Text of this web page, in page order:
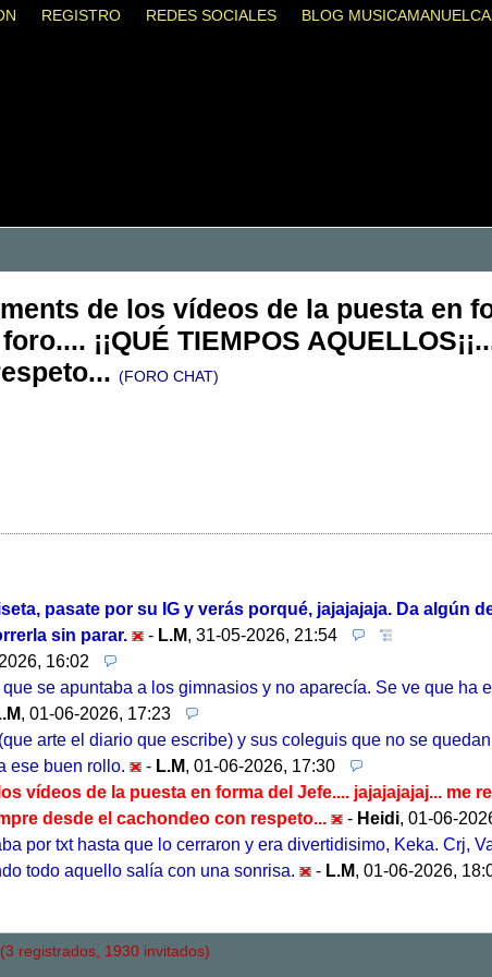
REGISTRO REDES SOCIALES BLOG
de los vídeos de la puesta en
¡¡QUÉ TIEMPOS
(FORO CHAT)
pasate por su IG y verás porqué, jajajajaja. Da algún
sin parar.
- L.M, 31-05-2026, 21:54
16:02
se apuntaba a los gimnasios y no aparecía. Se ve que ha
, 01-06-2026, 17:23
arte el diario que escribe) y sus coleguis que no se
ese buen rollo.
- L.M, 01-06-2026, 17:30
de la puesta en forma del Jefe.... jajajajajaj... me
desde el cachondeo con respeto...
- Heidi, 01-06-
por txt hasta que lo cerraron y era divertidisimo, Keka. Crj,
todo aquello salía con una sonrisa.
- L.M, 01-06-2026,
registrados, 1930 invitados)